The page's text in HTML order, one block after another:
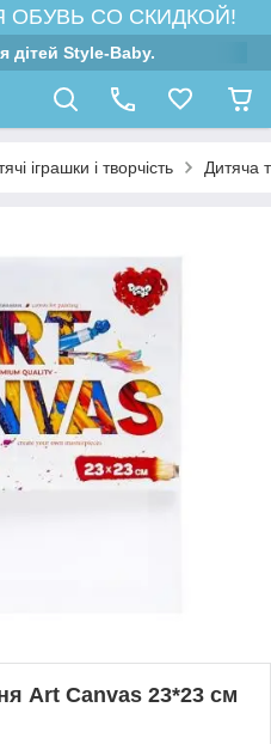
ОБУВЬ СО СКИДКОЙ!
дітей Style-Baby.
іграшки і творчість Дитяча
Art Canvas 23*23 см